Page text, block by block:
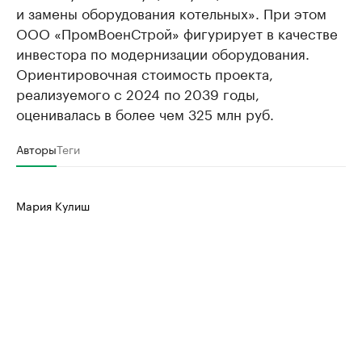
и замены оборудования котельных». При этом
ООО «ПромВоенСтрой» фигурирует в качестве
инвестора по модернизации оборудования.
Ориентировочная стоимость проекта,
реализуемого с 2024 по 2039 годы,
оценивалась в более чем 325 млн руб.
АвторыТеги
Мария Кулиш